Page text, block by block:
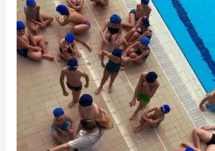
Aquática:
Novas
turmas
e
vagas
ainda
disponíveis